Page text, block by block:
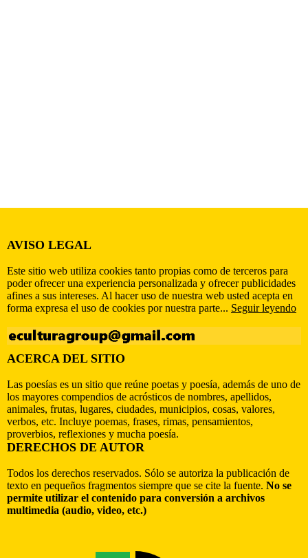
AVISO LEGAL
Este sitio web utiliza cookies tanto propias como de terceros para
poder ofrecer una experiencia personalizada y ofrecer publicidades
afines a sus intereses. Al hacer uso de nuestra web usted acepta en
forma expresa el uso de cookies por nuestra parte... Seguir leyendo
ACERCA DEL SITIO
Las poesías es un sitio que reúne poetas y poesía, además de uno de
los mayores compendios de acrósticos de nombres, apellidos,
animales, frutas, lugares, ciudades, municipios, cosas, valores,
verbos, etc. Incluye poemas, frases, rimas, pensamientos,
proverbios, reflexiones y mucha poesía.
DERECHOS DE AUTOR
Todos los derechos reservados. Sólo se autoriza la publicación de
texto en pequeños fragmentos siempre que se cite la fuente. No se
permite utilizar el contenido para conversión a archivos
multimedia (audio, video, etc.)